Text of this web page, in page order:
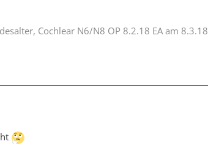
Cochlear N6/N8 OP 8.2.18 EA am 8.3.18